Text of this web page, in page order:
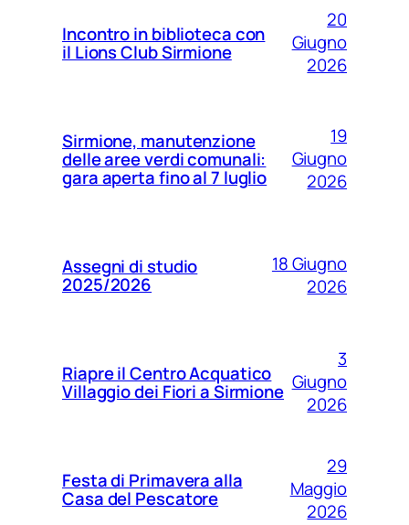
Incontro in biblioteca con
il Lions Club Sirmione
20
Giugno
2026
Sirmione, manutenzione
delle aree verdi comunali:
gara aperta fino al 7 luglio
19
Giugno
2026
Assegni di studio
2025/2026
18 Giugno
2026
Riapre il Centro Acquatico
Villaggio dei Fiori a Sirmione
3
Giugno
2026
Festa di Primavera alla
Casa del Pescatore
29
Maggio
2026